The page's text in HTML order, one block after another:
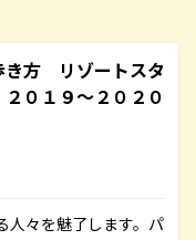
方 リゾートスタ
０１９～２０２０
人々を魅了します。パ